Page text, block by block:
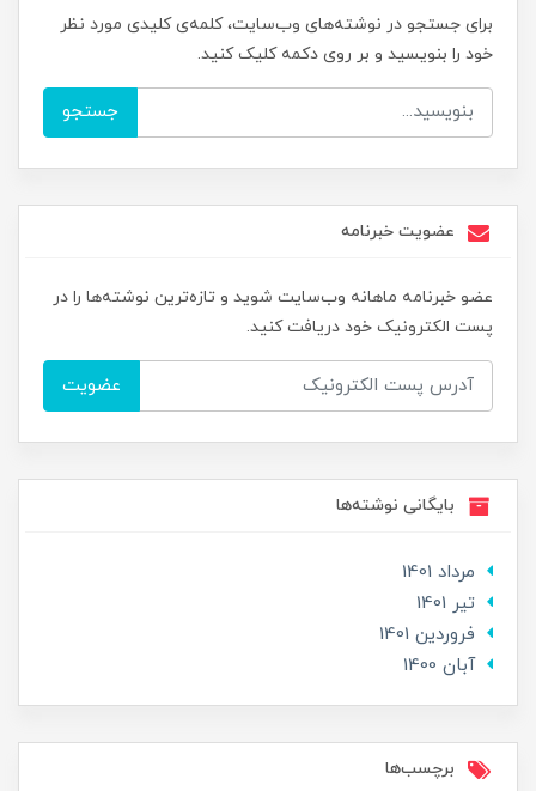
برای جستجو در نوشته‌های وب‌سایت، کلمه‌ی کلیدی مورد نظر
خود را بنویسید و بر روی دکمه کلیک کنید.
جستجو
عضویت خبرنامه
عضو خبرنامه ماهانه وب‌سایت شوید و تازه‌ترین نوشته‌ها را در
پست الکترونیک خود دریافت کنید.
عضویت
بایگانی نوشته‌ها
مرداد 1401
تير 1401
فروردین 1401
آبان 1400
برچسب‌ها